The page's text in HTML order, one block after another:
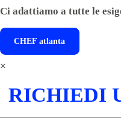
Ci adattiamo a tutte le
CHEFatlanta
×
RICHIEDI